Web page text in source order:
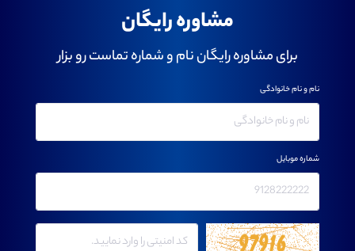
مشاوره رایگان
برای مشاوره رایگان نام و شماره تماست رو بزار
نام و نام خانوادگی
شماره موبایل